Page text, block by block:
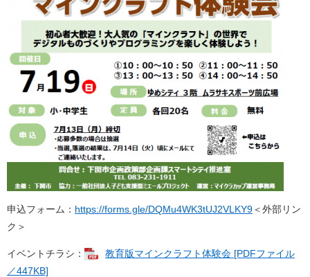
申込フォーム： https://forms.gle/DQMu4WK3tUJ2VLKY9​＜外部リン
ク＞
イベントチラシ：
教育版マインクラフト体験会 [PDFファイル
／447KB]